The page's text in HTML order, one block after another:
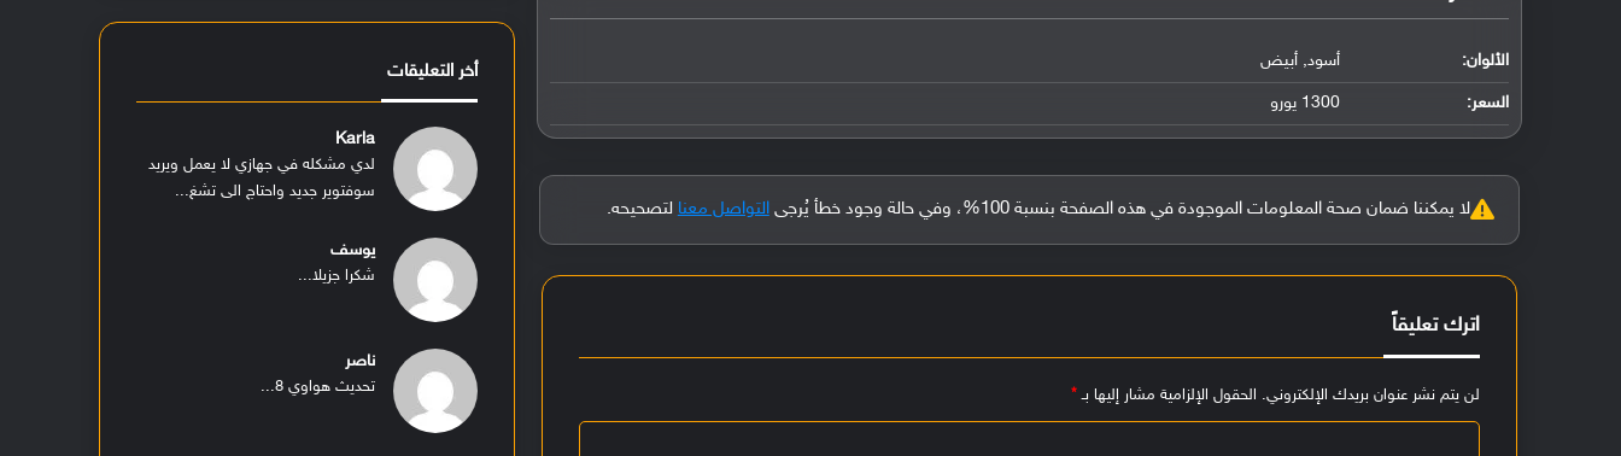
الألوان: أسود, أبيض
السعر: 1300 يورو
لا يمكننا ضمان صحة المعلومات الموجودة في هذه الصفحة بنسبة 100%، وفي حالة وجود خطأ يُرجى التواصل معنا لتصحيحه.
اترك تعليقاً
لن يتم نشر عنوان بريدك الإلكتروني. الحقول الإلزامية مشار إليها بـ*
أخر التعليقات
Karla
لدي مشكله في جهازي لا يعمل ويريد
سوفتوير جديد واحتاج الى تشغ...
يوسف
شكرا جزيلا...
ناصر
تحديث هواوي 8...